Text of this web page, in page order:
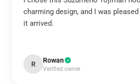
charming design, and I was
it arrived.
R Rowan
Verified owner